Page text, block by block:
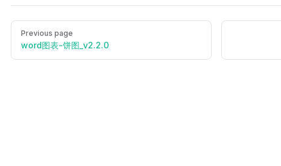
PagerPrevious page
word图表-饼图_v2.2.0